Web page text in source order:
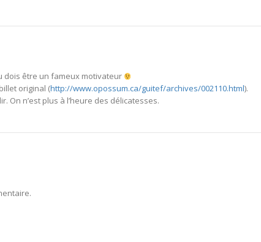
dois être un fameux motivateur
original (http://www.opossum.ca/guitef/archives/002110.html).
On n’est plus à l’heure des délicatesses.